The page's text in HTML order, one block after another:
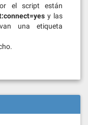
el script están
y las
una etiqueta